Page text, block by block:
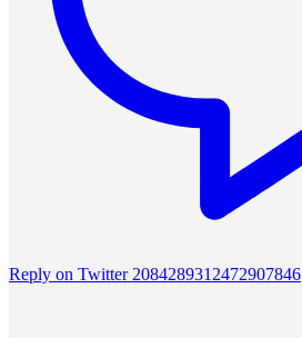
Reply on Twitter 2084289312472907846